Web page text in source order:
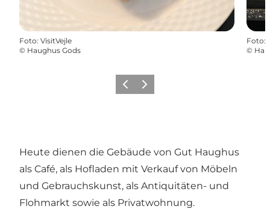
Foto: VisitVejle
© Haughus Gods
Foto:
©
ZurückWeiter
Heute dienen die Gebäude von Gut Haughus
als Café, als Hofladen mit Verkauf von Möbeln
und Gebrauchskunst, als Antiquitäten- und
Flohmarkt sowie als Privatwohnung.